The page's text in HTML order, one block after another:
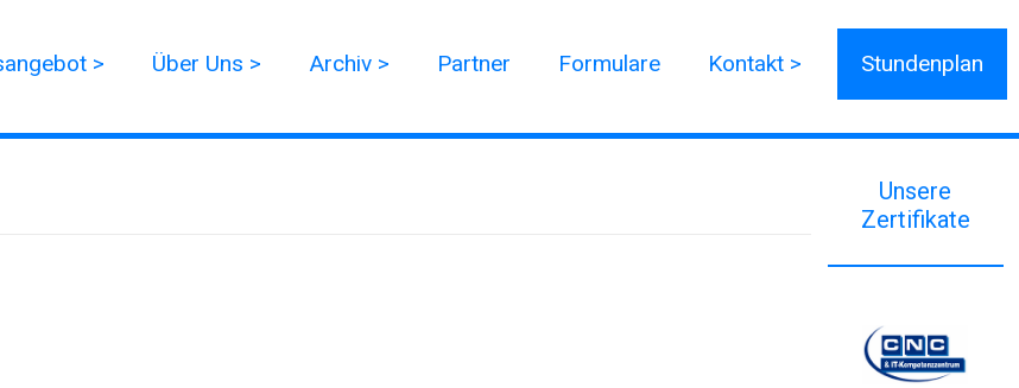
> Über Uns > Archiv > Partner Formulare Kontakt > Stundenplan
Unsere
Zertifikate